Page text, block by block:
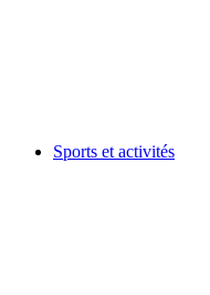
Sports et activités